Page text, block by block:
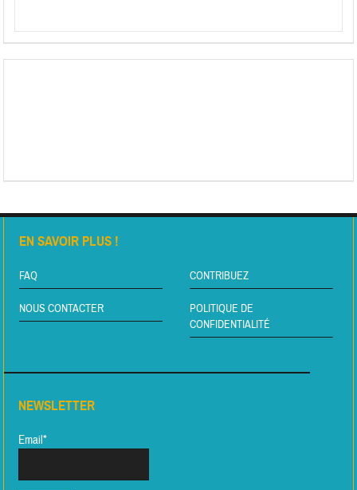
EN SAVOIR PLUS !
FAQ CONTRIBUEZ
NOUS CONTACTER
POLITIQUE DE
CONFIDENTIALITÉ
NEWSLETTER
Email*